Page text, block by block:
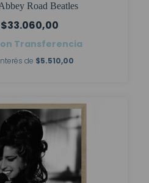
Road Beatles
Transferencia
de $5.510,00